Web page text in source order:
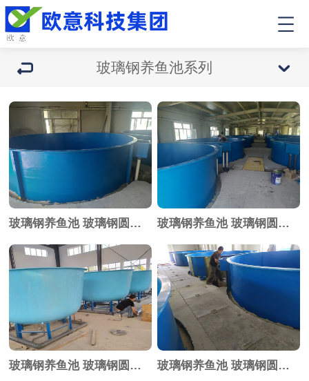
玻璃钢养鱼池系列
玻璃钢养鱼池 玻璃钢圆形育苗池 玻璃钢养鱼池 玻璃钢圆形育苗池
玻璃钢养鱼池 玻璃钢圆形育苗池 玻璃钢养鱼池 玻璃钢圆形育苗池